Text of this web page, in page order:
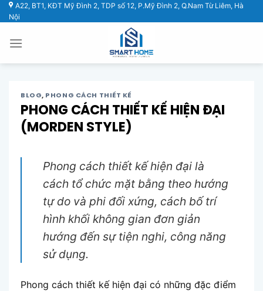
Chuyển
đến
nội
dung
A22, BT1, KĐT Mỹ Đình 2, TDP số 12, P.Mỹ Đình 2, Q.Nam Từ Liêm, Hà
Nội
BLOG, PHONG CÁCH THIẾT KẾ
PHONG CÁCH THIẾT KẾ HIỆN ĐẠI
(MORDEN STYLE)
Phong cách thiết kế hiện đại là
cách tổ chức mặt bằng theo hướng
tự do và phi đối xứng, cách bố trí
hình khối không gian đơn giản
hướng đến sự tiện nghi, công năng
sử dụng.
Phong cách thiết kế hiện đại có những đặc điểm